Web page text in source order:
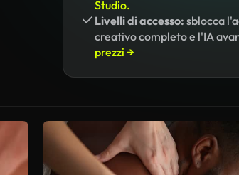
Studio.
Livelli di accesso: sblocca
creativo completo e l'IA
prezzi →